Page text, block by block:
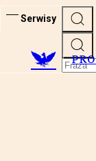
Serwisy
PRO